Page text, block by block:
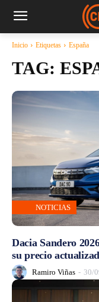
Inicio Etiquetas España
TAG:
NOTICIAS
Dacia Sandero
su precio
Ramiro Viñas - 30/